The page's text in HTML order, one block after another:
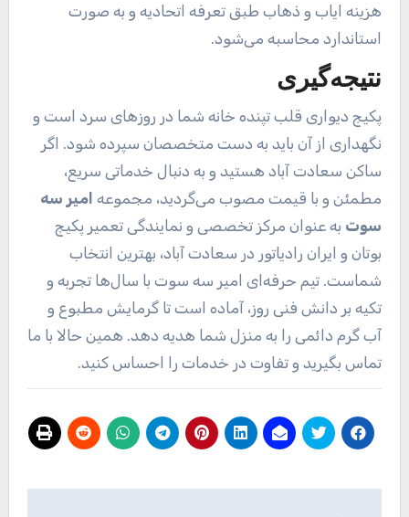
هزینه ایاب و ذهاب طبق تعرفه اتحادیه و به صورت
استاندارد محاسبه می‌شود.
نتیجه‌گیری
پکیج دیواری قلب تپنده خانه شما در روزهای سرد است و
نگهداری از آن باید به دست متخصصان سپرده شود. اگر
ساکن سعادت آباد هستید و به دنبال خدماتی سریع،
مطمئن و با قیمت مصوب می‌گردید، مجموعه امیر سه
سوت به عنوان مرکز تخصصی و نمایندگی تعمیر پکیج
بوتان و ایران رادیاتور در سعادت آباد، بهترین انتخاب
شماست. تیم حرفه‌ای امیر سه سوت با سال‌ها تجربه و
تکیه بر دانش فنی روز، آماده است تا گرمایش مطبوع و
آب گرم دائمی را به منزل شما هدیه دهد. همین حالا با ما
تماس بگیرید و تفاوت در خدمات را احساس کنید.